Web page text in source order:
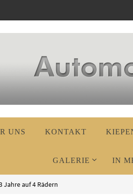
UNS KONTAKT
GALERIE IN
Jahre auf 4 Rädern